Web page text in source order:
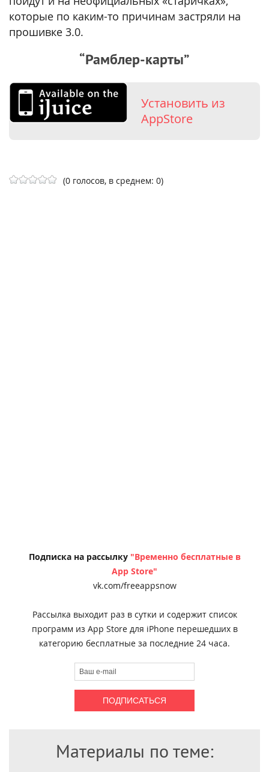
которые по каким-то причинам застряли на
прошивке 3.0.
“Рамблер-карты”
Установить из
AppStore
(0 голосов, в среднем: 0)
Подписка на рассылку "Временно бесплатные в
App Store"
vk.com/freeappsnow
Рассылка выходит раз в сутки и содержит список
программ из App Store для iPhone перешедших в
категорию бесплатные за последние 24 часа.
Материалы по теме: